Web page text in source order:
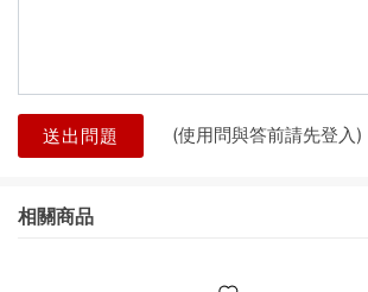
送出問題 (使用問與答前請先登入)
相關商品